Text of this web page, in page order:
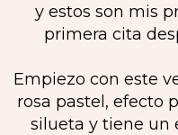
y estos son mis
primera cita
Empiezo con este
rosa pastel, efecto
silueta y tiene un